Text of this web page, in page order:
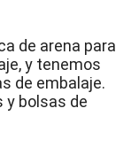
de arena para
y tenemos
de embalaje.
y bolsas de